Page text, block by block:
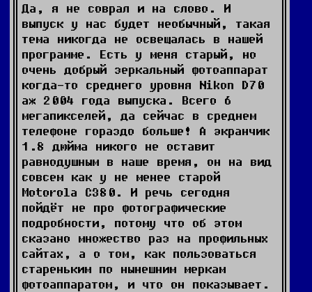
Да, я не соврал и на слово. И
выпуск у нас будет необычный, такая
тема никогда не освещалась в нашей
программе. Есть у меня старый, но
очень добрый зеркальный фотоаппарат
когда-то среднего уровня Nikon D70
аж 2004 года выпуска. Всего 6
мегапикселей, да сейчас в среднем
телефоне гораздо больше! А экранчик
1.8 дюйма никого не оставит
равнодушным в наше время, он на вид
совсем как у не менее старой
Motorola C380. И речь сегодня
пойдёт не про фотографические
подробности, потому что об этом
сказано множество раз на профильных
сайтах, а о том, как пользоваться
стареньким по нынешним меркам
фотоаппаратом, и что он показывает.